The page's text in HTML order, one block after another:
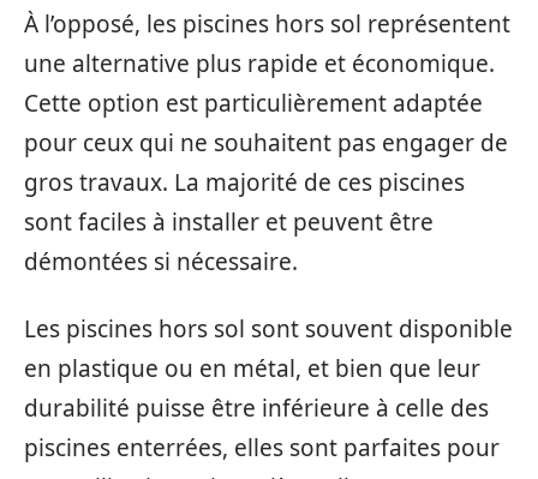
À l’opposé, les piscines hors sol représentent
une alternative plus rapide et économique.
Cette option est particulièrement adaptée
pour ceux qui ne souhaitent pas engager de
gros travaux. La majorité de ces piscines
sont faciles à installer et peuvent être
démontées si nécessaire.
Les piscines hors sol sont souvent disponible
en plastique ou en métal, et bien que leur
durabilité puisse être inférieure à celle des
piscines enterrées, elles sont parfaites pour